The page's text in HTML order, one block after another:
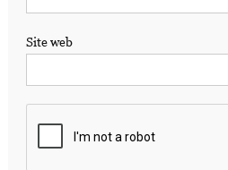
Site web